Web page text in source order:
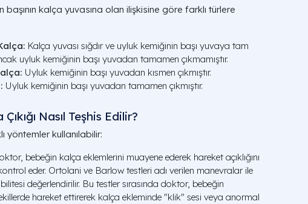
başının kalça yuvasına olan ilişkisine göre farklı türlere
Kalça yuvası sığdır ve uyluk kemiğinin başı yuvaya tam
uyluk kemiğinin başı yuvadan tamamen çıkmamıştır.
Uyluk kemiğinin başı yuvadan kısmen çıkmıştır.
Uyluk kemiğinin başı yuvadan tamamen çıkmıştır.
Nasıl Teşhis Edilir?
yöntemler kullanılabilir:
bebeğin kalça eklemlerini muayene ederek hareket açıklığını
eder. Ortolani ve Barlow testleri adı verilen manevralar ile
değerlendirilir. Bu testler sırasında doktor, bebeğin
hareket ettirerek kalça ekleminde "klik" sesi veya anormal